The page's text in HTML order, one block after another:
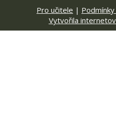
Pro učitele |
Vytvořila